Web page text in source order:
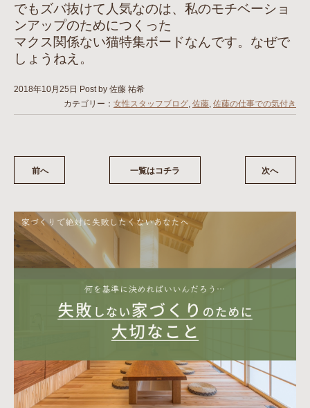
でもズバ抜けて人気なのは、私のモチベーショ
ンアップのためにつくった
マクス関係ない猫特集ボードなんです。なぜで
しょうねえ。
2018年10月25日 Post by 佐藤 祐希
カテゴリー： 女性スタッフブログ, 佐藤, 佐藤の仕事での気付き
前へ 一覧はコチラ 次へ